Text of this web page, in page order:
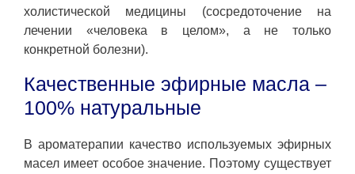
холистической медицины (сосредоточение на
лечении «человека в целом», а не только
конкретной болезни).
Качественные эфирные масла –
100% натуральные
В ароматерапии качество используемых эфирных
масел имеет особое значение. Поэтому существует